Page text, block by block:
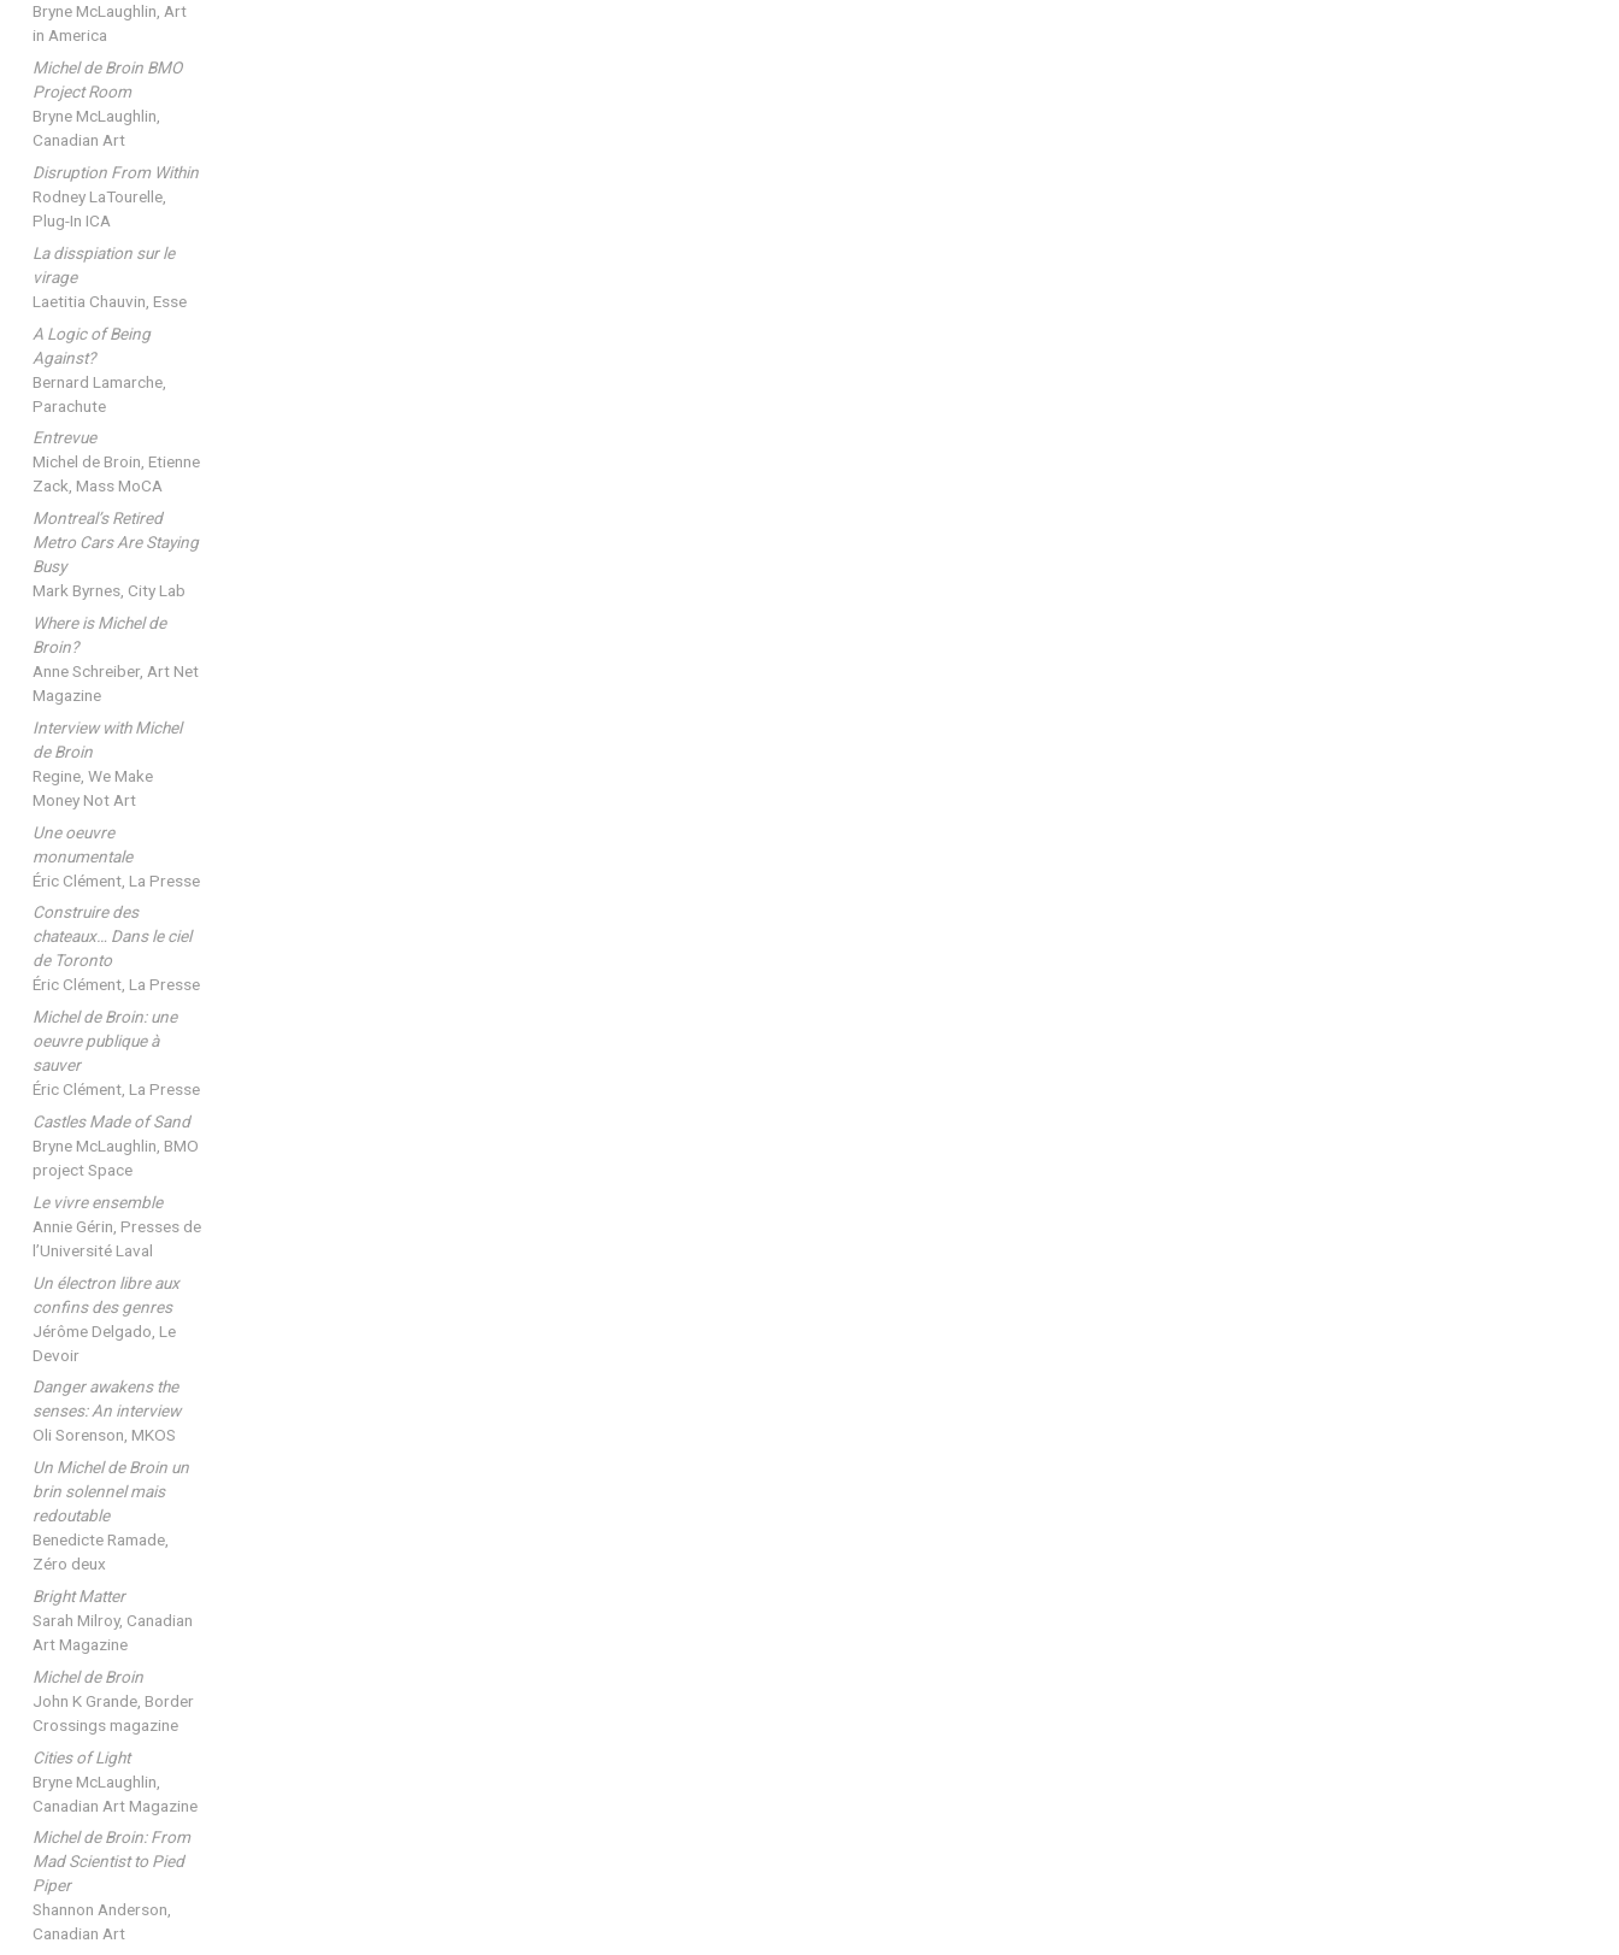
Bryne McLaughlin, Art
in America
Michel de Broin BMO
Project Room
Bryne McLaughlin,
Canadian Art
Disruption From Within
Rodney LaTourelle,
Plug-In ICA
La disspiation sur le
virage
Laetitia Chauvin, Esse
A Logic of Being
Against?
Bernard Lamarche,
Parachute
Entrevue
Michel de Broin, Etienne
Zack, Mass MoCA
Montreal’s Retired
Metro Cars Are Staying
Busy
Mark Byrnes, City Lab
Where is Michel de
Broin?
Anne Schreiber, Art Net
Magazine
Interview with Michel
de Broin
Regine, We Make
Money Not Art
Une oeuvre
monumentale
Éric Clément, La Presse
Construire des
chateaux… Dans le ciel
de Toronto
Éric Clément, La Presse
Michel de Broin: une
oeuvre publique à
sauver
Éric Clément, La Presse
Castles Made of Sand
Bryne McLaughlin, BMO
project Space
Le vivre ensemble
Annie Gérin, Presses de
l’Université Laval
Un électron libre aux
confins des genres
Jérôme Delgado, Le
Devoir
Danger awakens the
senses: An interview
Oli Sorenson, MKOS
Un Michel de Broin un
brin solennel mais
redoutable
Benedicte Ramade,
Zéro deux
Bright Matter
Sarah Milroy, Canadian
Art Magazine
Michel de Broin
John K Grande, Border
Crossings magazine
Cities of Light
Bryne McLaughlin,
Canadian Art Magazine
Michel de Broin: From
Mad Scientist to Pied
Piper
Shannon Anderson,
Canadian Art